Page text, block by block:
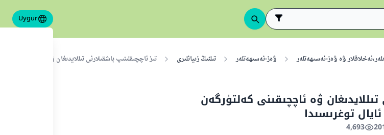
Uygur
ۋە ۋەز-نەسىھەتلەر ۋەز-نەسىھەتلەر تىلنىڭ زىيانلىرى تىز ئاچچىقلىنىپ باشقىلارنى تىللايدىغان ۋە ئاچچىقىنى
تىللايدىغان ۋە ئاچچىقىنى كەلتۈرگەن
توغرىسىدا
4,693